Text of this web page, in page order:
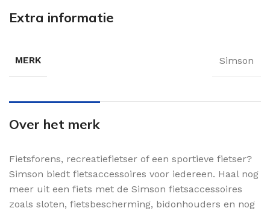
Extra informatie
MERK Simson
Over het merk
Fietsforens, recreatiefietser of een sportieve fietser?
Simson biedt fietsaccessoires voor iedereen. Haal nog
meer uit een fiets met de Simson fietsaccessoires
zoals sloten, fietsbescherming, bidonhouders en nog